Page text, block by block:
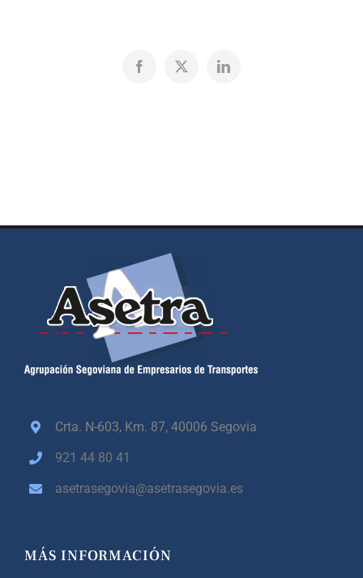
Facebook
X LinkedIn
Crta. N-603, Km. 87,40006 Segovia
921 44 80 41
asetrasegovia@asetrasegovia.es
MÁS INFORMACIÓN